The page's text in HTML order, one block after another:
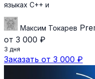
языках C++ и
Максим Токарев
от 3 000 ₽
3 дня
Заказать от 3 000 ₽